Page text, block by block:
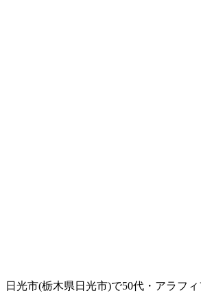
日光市(栃木県日光市)で50代・アラフ